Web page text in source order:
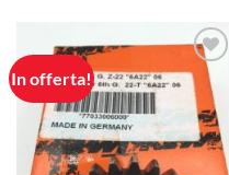
In offerta!
Aggiungi
alla lista
dei
desideri